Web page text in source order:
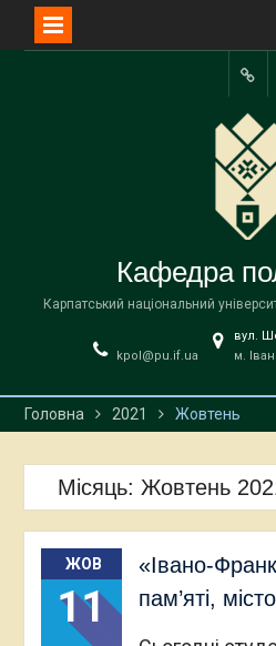
Кафедра
Карпатський національний
kpol@pu.if.ua
вул.
м.
Головна 2021 Жовтень
Місяць: Жовтень
ЖОВ
11
«Івано-
пам’яті,